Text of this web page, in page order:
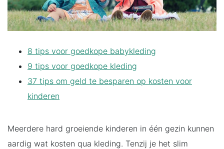
8 tips voor goedkope babykleding
9 tips voor goedkope kleding
37 tips om geld te besparen op kosten voor
kinderen
Meerdere hard groeiende kinderen in één gezin kunnen
aardig wat kosten qua kleding. Tenzij je het slim